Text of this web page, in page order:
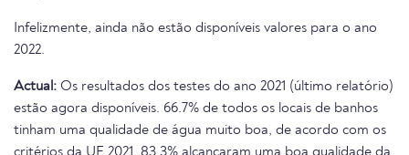
Infelizmente, ainda não estão disponíveis valores para o ano
2022.
Actual: Os resultados dos testes do ano 2021 (último relatório)
estão agora disponíveis. 66.7% de todos os locais de banhos
tinham uma qualidade de água muito boa, de acordo com os